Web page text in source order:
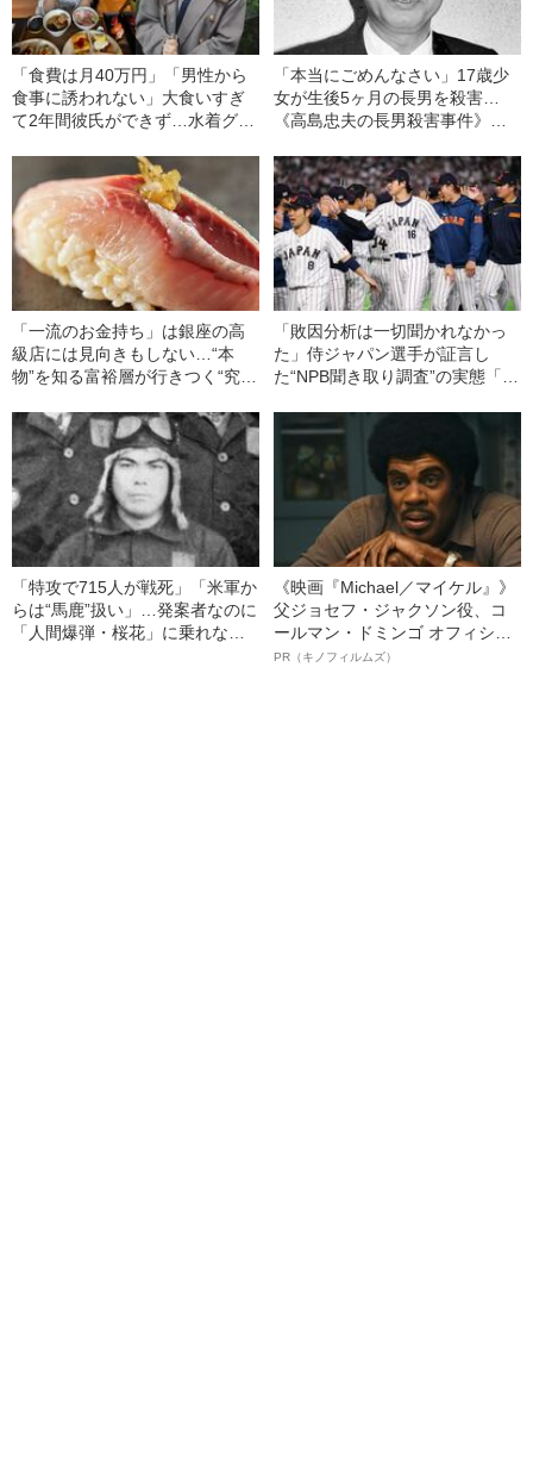
「食費は月40万円」「男性から
食事に誘われない」大食いすぎ
て2年間彼氏ができず…水着グラ
女子（24）が語る、驚愕の食生
活
「本当にごめんなさい」17歳少
女が生後5ヶ月の長男を殺害…
《高島忠夫の長男殺害事件》夫
39年の事件）
「一流のお金持ち」は銀座の高
級店には見向きもしない…“本
物”を知る富裕層が行きつく“究極
「敗因分析は一切聞かれなかっ
た」侍ジャパン選手が証言し
た“NPB聞き取り調査”の実態「選
「特攻で715人が戦死」「米軍か
らは“馬鹿”扱い」…発案者なのに
「人間爆弾・桜花」に乗れなか
《映画『Michael／マイケル』》
父ジョセフ・ジャクソン役、コ
ールマン・ドミンゴ オフィシャ
ルインタビュー“観客を魅了した
PR（キノフィルムズ）